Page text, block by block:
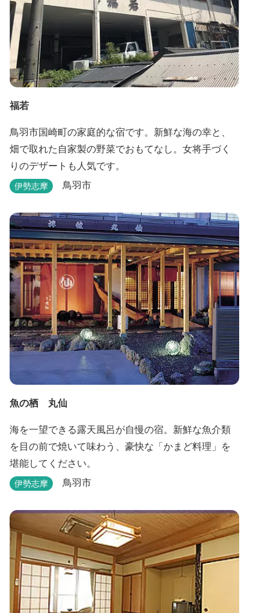
福若
鳥羽市国崎町の家庭的な宿です。新鮮な海の幸と、
畑で取れた自家製の野菜でおもてなし。女将手づく
りのデザートも人気です。
伊勢志摩 鳥羽市
魚の栖 丸仙
海を一望できる露天風呂が自慢の宿。新鮮な魚介類
を目の前で焼いて味わう、豪快な「かまど料理」を
堪能してください。
伊勢志摩 鳥羽市